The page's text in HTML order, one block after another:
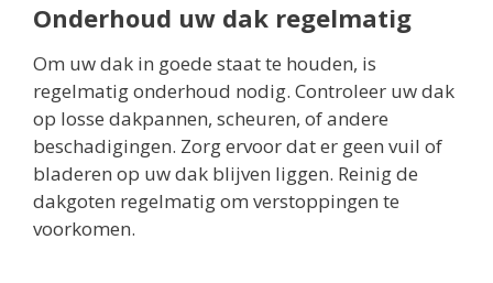
Onderhoud uw dak regelmatig
Om uw dak in goede staat te houden, is
regelmatig onderhoud nodig. Controleer uw dak
op losse dakpannen, scheuren, of andere
beschadigingen. Zorg ervoor dat er geen vuil of
bladeren op uw dak blijven liggen. Reinig de
dakgoten regelmatig om verstoppingen te
voorkomen.